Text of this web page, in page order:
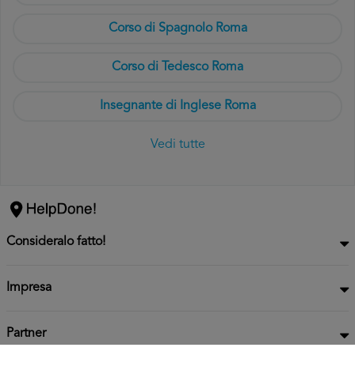
Corso di Spagnolo Roma
Corso di Tedesco Roma
Insegnante di Inglese Roma
Vedi tutte
Consideralo fatto!
Impresa
Partner